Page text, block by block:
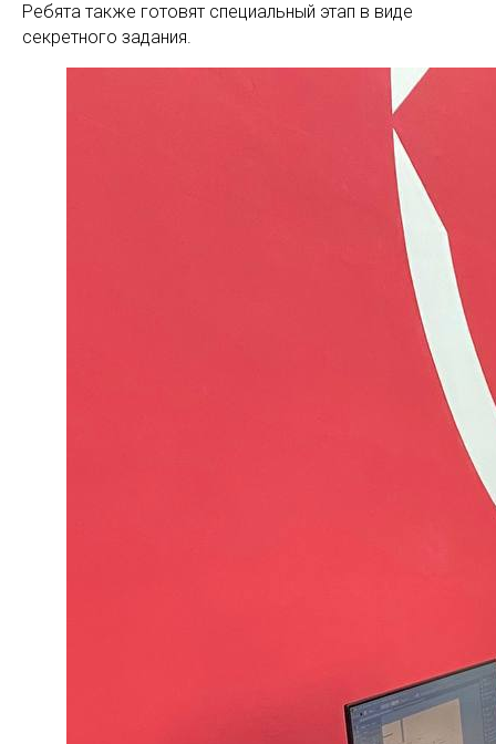
Ребята также готовят специальный этап в виде
секретного задания.